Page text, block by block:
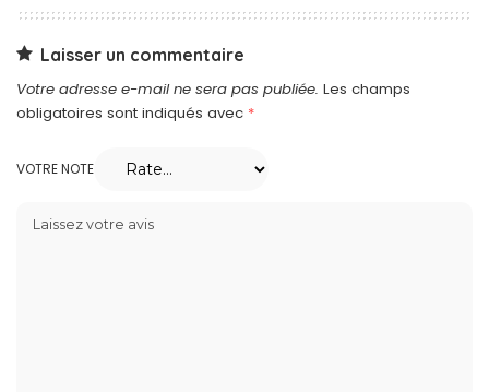
Laisser un commentaire
Votre adresse e-mail ne sera pas publiée. Les champs
obligatoires sont indiqués avec *
VOTRE NOTE